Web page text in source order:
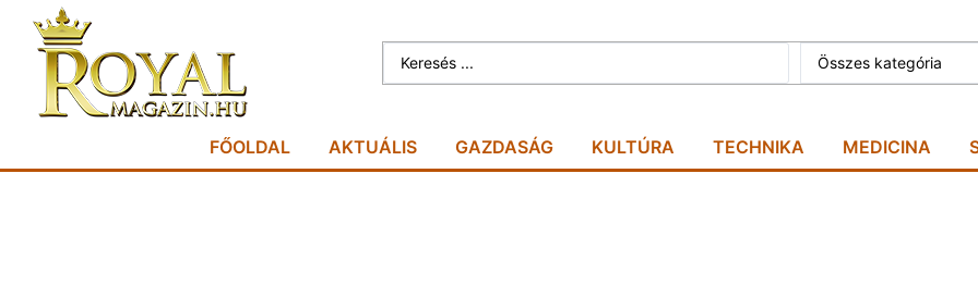
Összes kategória
FŐOLDAL AKTUÁLIS GAZDASÁG KULTÚRA TECHNIKA MEDICINA